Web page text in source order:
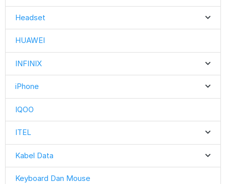
Headset
HUAWEI
INFINIX
iPhone
IQOO
ITEL
Kabel Data
Keyboard Dan Mouse